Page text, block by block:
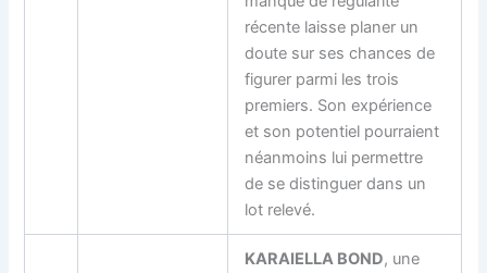
récente laisse planer un
doute sur ses chances de
figurer parmi les trois
premiers. Son expérience
et son potentiel pourraient
néanmoins lui permettre
de se distinguer dans un
lot relevé.
KARAIELLA BOND, une